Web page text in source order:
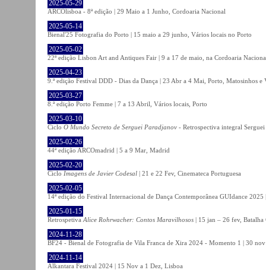
2025-05-29
ARCOlisboa - 8ª edição | 29 Maio a 1 Junho, Cordoaria Nacional
2025-05-14
Bienal'25 Fotografia do Porto | 15 maio a 29 junho, Vários locais no Porto
2025-05-02
22ª edição Lisbon Art and Antiques Fair | 9 a 17 de maio, na Cordoaria
2025-04-23
9.ª edição Festival DDD - Dias da Dança | 23 Abr a 4 Mai, Porto, Matosinhos e
2025-03-27
8.ª edição Porto Femme | 7 a 13 Abril, Vários locais, Porto
2025-03-10
Ciclo O Mundo Secreto de Serguei Paradjanov - Retrospectiva integral
2025-02-26
44ª edição ARCOmadrid | 5 a 9 Mar, Madrid
2025-02-20
Ciclo Imagens de Javier Codesal | 21 e 22 Fev, Cinemateca Portuguesa
2025-02-05
14ª edição do Festival Internacional de Dança Contemporânea GUIdance 2025
2025-01-15
Retrospetiva Alice Rohrwacher: Contos Maravilhosos | 15 jan – 26 fev, Batalha
2024-11-28
BF24 - Bienal de Fotografia de Vila Franca de Xira 2024 - Momento 1 | 30
2024-11-14
Alkantara Festival 2024 | 15 Nov a 1 Dez, Lisboa